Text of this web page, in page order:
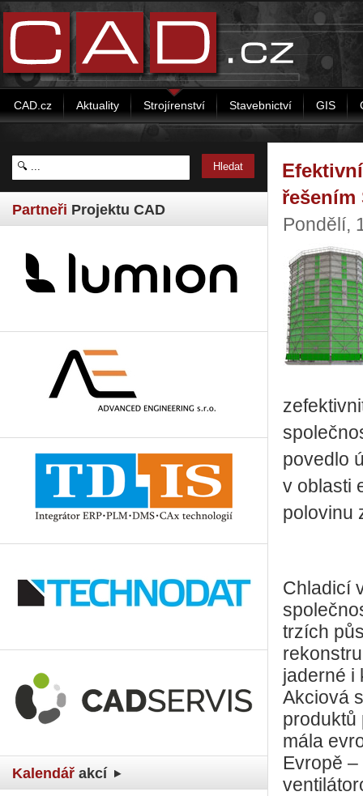
CAD.cz Aktuality Strojírenství Stavebnictví GIS
Partneři Projektu CAD
Kalendář akcí
řešením
Pondělí,
povedlo
v oblasti
polovinu
Chladicí
trzích
jaderné i
Akciová
produktů
mála
Evropě